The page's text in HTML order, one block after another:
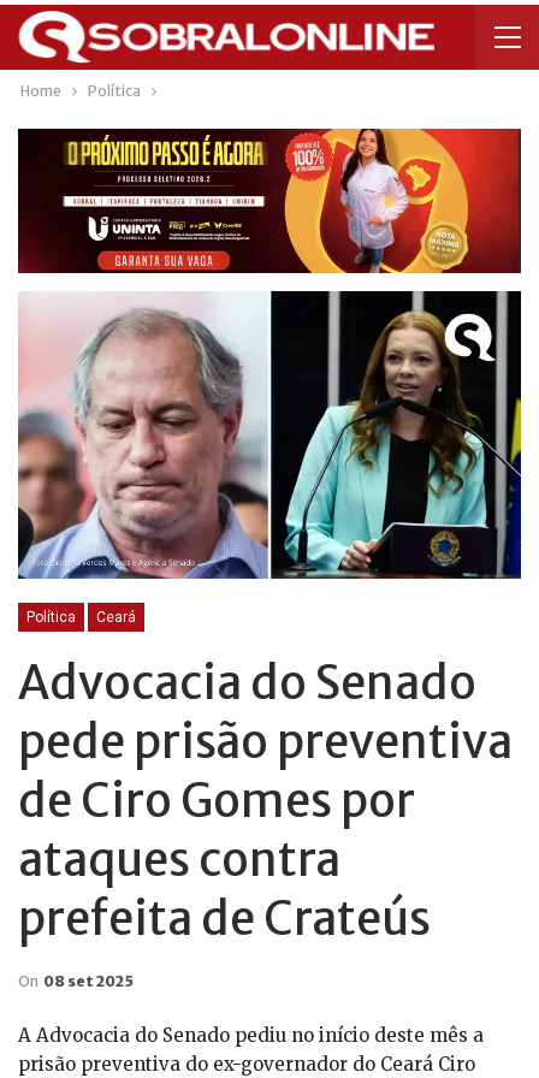
Home Política
Política Ceará
Advocacia do Senado
pede prisão preventiva
de Ciro Gomes por
ataques contra
prefeita de Crateús
On 08 set 2025
A Advocacia do Senado pediu no início deste mês a
prisão preventiva do ex-governador do Ceará Ciro